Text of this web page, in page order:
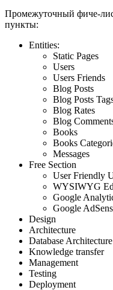
Промежуточный фиче-
пункты:
Entities:
Static Pages
Users
Users Friends
Blog Posts
Blog Posts
Blog Rates
Blog
Books
Books
Messages
Free Section
User Friendly
WYSIWYG
Google
Google
Design
Architecture
Database Architecture
Knowledge transfer
Management
Testing
Deployment